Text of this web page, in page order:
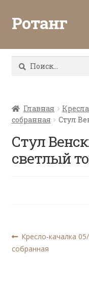
Ротанг
Каталог
Все о ротанге
Ротанг оптом
Найти:
Главная
собранная
Стул
Стул
светлый
по
Предыдущая
запись:
Кресло-качалка
собранная